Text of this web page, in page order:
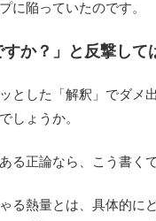
に陥っていたのです。
すか？」と反撃して
とした「解釈」でダメ
しょうか。
る正論なら、こう書く
る熱量とは、具体的に